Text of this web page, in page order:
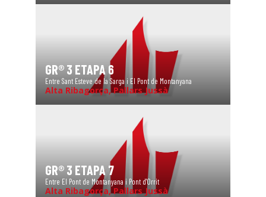
GR® 3 ETAPA 6
Entre Sant Esteve de la Sarga i El Pont de Montanyana
Alta Ribagorça, Pallars Jussà
GR® 3 ETAPA 7
Entre El Pont de Montanyana i Pont d'Orrit
Alta Ribagorça, Pallars Jussà